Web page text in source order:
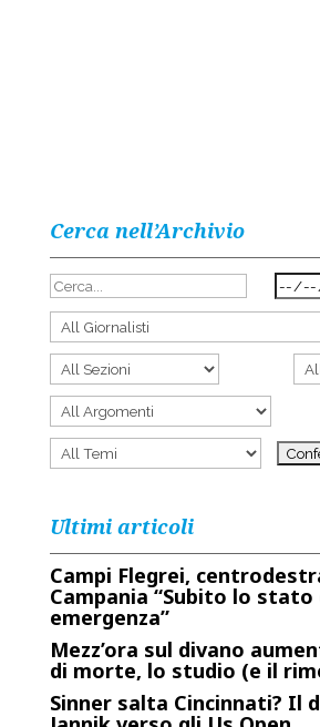
Cerca nell’Archivio
Ultimi articoli
Campi Flegrei,
Campania “Subito lo stato
emergenza”
Mezz’ora sul divano
di morte, lo studio (e il
Sinner salta Cincinnati? Il